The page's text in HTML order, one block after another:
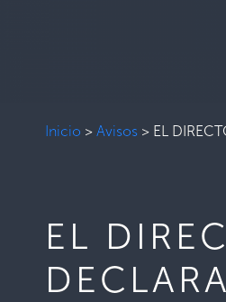
Inicio > Avisos > EL
EL